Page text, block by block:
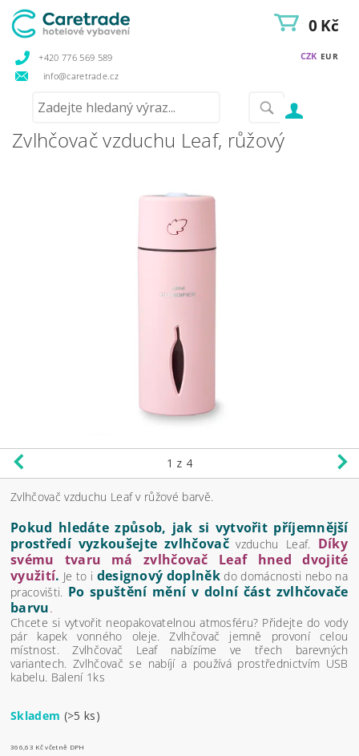
+420 776 569 589
info@caretrade.cz
CZK EUR
0 Kč
Zvlhčovač vzduchu Leaf, růžový
1 z 4
Zvlhčovač vzduchu Leaf v růžové barvě.
Pokud hledáte způsob, jak si vytvořit příjemnější
prostředí vyzkoušejte zvlhčovač vzduchu Leaf. Díky
svému tvaru má
zvlhčovač
Leaf hned dvojité
využití. Je to i designový doplněkdo domácnosti nebo na
pracovišti. Po spuštění mění v dolní část zvlhčovače
barvu.
Chcete si vytvořit neopakovatelnou atmosféru? Přidejte do vody
pár kapek vonného oleje. Zvlhčovač jemně provoní celou
místnost. Zvlhčovač Leaf nabízíme ve třech barevných
variantech. Zvlhčovač se nabíjí a používá prostřednictvím USB
kabelu. Balení 1ks
Skladem (>5 ks)
366,63 Kč včetně DPH